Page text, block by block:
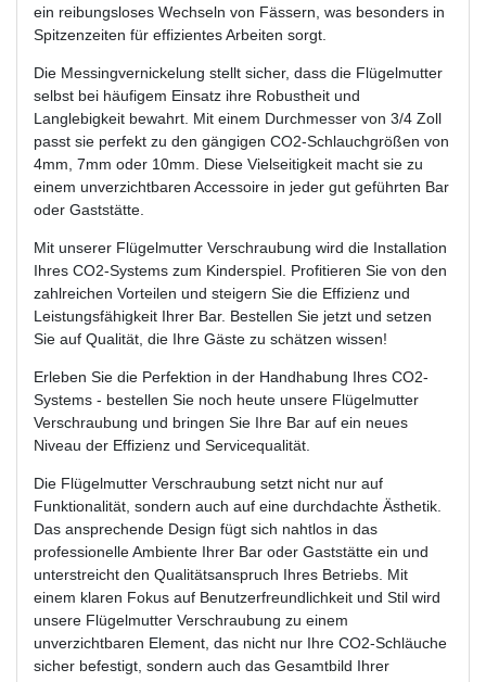
ein reibungsloses Wechseln von Fässern, was besonders in
Spitzenzeiten für effizientes Arbeiten sorgt.
Die Messingvernickelung stellt sicher, dass die Flügelmutter
selbst bei häufigem Einsatz ihre Robustheit und
Langlebigkeit bewahrt. Mit einem Durchmesser von 3/4 Zoll
passt sie perfekt zu den gängigen CO2-Schlauchgrößen von
4mm, 7mm oder 10mm. Diese Vielseitigkeit macht sie zu
einem unverzichtbaren Accessoire in jeder gut geführten Bar
oder Gaststätte.
Mit unserer Flügelmutter Verschraubung wird die Installation
Ihres CO2-Systems zum Kinderspiel. Profitieren Sie von den
zahlreichen Vorteilen und steigern Sie die Effizienz und
Leistungsfähigkeit Ihrer Bar. Bestellen Sie jetzt und setzen
Sie auf Qualität, die Ihre Gäste zu schätzen wissen!
Erleben Sie die Perfektion in der Handhabung Ihres CO2-
Systems - bestellen Sie noch heute unsere Flügelmutter
Verschraubung und bringen Sie Ihre Bar auf ein neues
Niveau der Effizienz und Servicequalität.
Die Flügelmutter Verschraubung setzt nicht nur auf
Funktionalität, sondern auch auf eine durchdachte Ästhetik.
Das ansprechende Design fügt sich nahtlos in das
professionelle Ambiente Ihrer Bar oder Gaststätte ein und
unterstreicht den Qualitätsanspruch Ihres Betriebs. Mit
einem klaren Fokus auf Benutzerfreundlichkeit und Stil wird
unsere Flügelmutter Verschraubung zu einem
unverzichtbaren Element, das nicht nur Ihre CO2-Schläuche
sicher befestigt, sondern auch das Gesamtbild Ihrer